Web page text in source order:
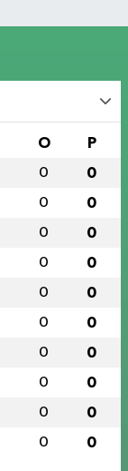
O P
0 0
0 0
0 0
0 0
0 0
0 0
0 0
0 0
0 0
0 0